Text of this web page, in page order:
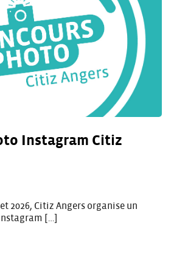
Instagram Citiz
2026, Citiz Angers organise un
[…]